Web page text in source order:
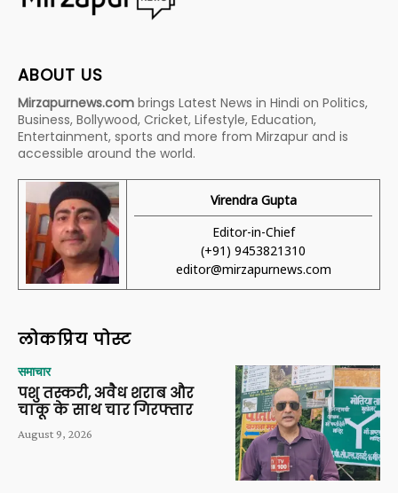
ABOUT US
Mirzapurnews.com brings Latest News in Hindi on Politics,
Business, Bollywood, Cricket, Lifestyle, Education,
Entertainment, sports and more from Mirzapur and is
accessible around the world.
Virendra Gupta
Editor-in-Chief
(+91) 9453821310
editor@mirzapurnews.com
लोकप्रिय पोस्ट
समाचार
पशु तस्करी, अवैध शराब और
चाकू के साथ चार गिरफ्तार
August 9, 2026